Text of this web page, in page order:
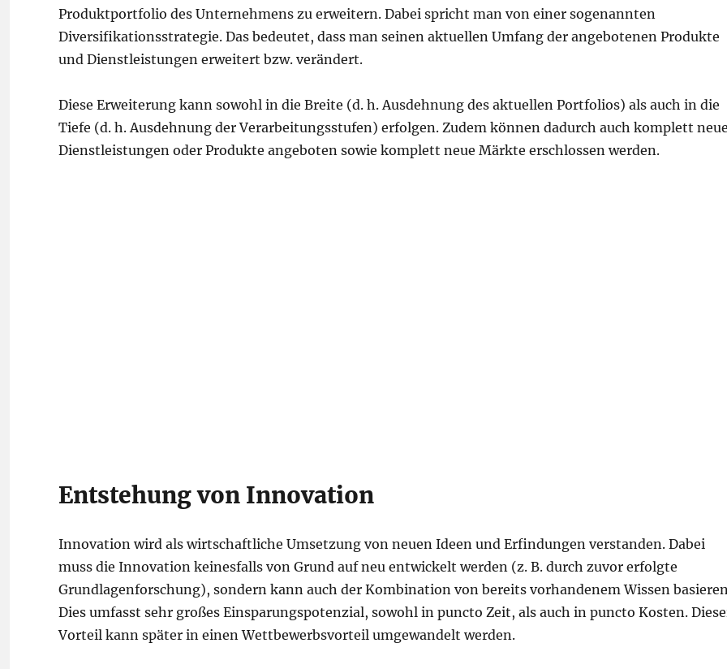
Produktportfolio des Unternehmens zu erweitern. Dabei spricht man von einer sogenannten
Diversifikationsstrategie. Das bedeutet, dass man seinen aktuellen Umfang der angebotenen Produkte
und Dienstleistungen erweitert bzw. verändert.
Diese Erweiterung kann sowohl in die Breite (d. h. Ausdehnung des aktuellen Portfolios) als auch in die
Tiefe (d. h. Ausdehnung der Verarbeitungsstufen) erfolgen. Zudem können dadurch auch komplett
Dienstleistungen oder Produkte angeboten sowie komplett neue Märkte erschlossen werden.
Entstehung von Innovation
Innovation wird als wirtschaftliche Umsetzung von neuen Ideen und Erfindungen verstanden. Dabei
muss die Innovation keinesfalls von Grund auf neu entwickelt werden (z. B. durch zuvor erfolgte
Grundlagenforschung), sondern kann auch der Kombination von bereits vorhandenem Wissen
Dies umfasst sehr großes Einsparungspotenzial, sowohl in puncto Zeit, als auch in puncto Kosten.
Vorteil kann später in einen Wettbewerbsvorteil umgewandelt werden.